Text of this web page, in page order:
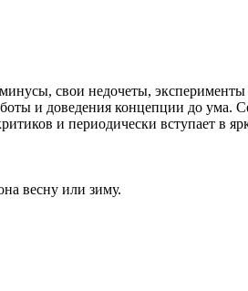
свои недочеты,
и доведения концепции до ума.
и периодически вступает в
весну или зиму.